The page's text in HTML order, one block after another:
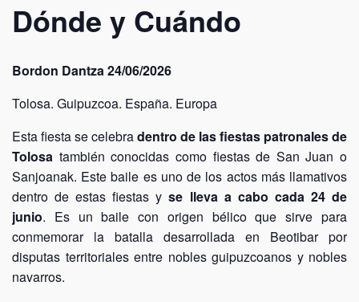
Dónde y Cuándo
Bordon Dantza 24/06/2026
Tolosa. Guipuzcoa. España. Europa
Esta fiesta se celebradentro de las fiestas patronales de
Tolosa también conocidas como fiestas de San Juan o
Sanjoanak. Este baile es uno de los actos más llamativos
dentro de estas fiestas yse lleva a cabo cada 24 de
junio. Es un baile con origen bélico que sirve para
conmemorar la batalla desarrollada en Beotibar por
disputas territoriales entre nobles guipuzcoanos y nobles
navarros.